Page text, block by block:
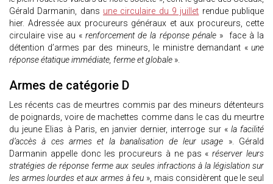
Gérald Darmanin, dans une circulaire du 9 juillet rendue publique
hier. Adressée aux procureurs généraux et aux procureurs, cette
circulaire vise au «renforcement de la réponse pénale» face à la
détention d’armes par des mineurs, le ministre demandant « une
réponse étatique immédiate, ferme et globale ».
Armes de catégorie D
Les récents cas de meurtres commis par des mineurs détenteurs
de poignards, voire de machettes comme dans le cas du meurtre
du jeune Elias à Paris, en janvier dernier, interroge sur «la facilité
d’accès à ces armes et la banalisation de leur usage ». Gérald
Darmanin appelle donc les procureurs à ne pas «réserver leurs
stratégies de réponse ferme aux seules infractions à la législation sur
les armes lourdes et aux armes à feu », mais considèrent que le seul